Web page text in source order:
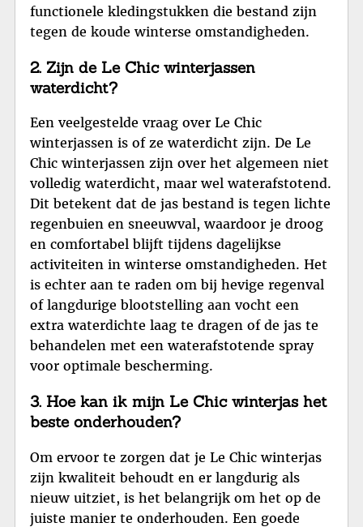
functionele kledingstukken die bestand zijn
tegen de koude winterse omstandigheden.
2. Zijn de Le Chic winterjassen
waterdicht?
Een veelgestelde vraag over Le Chic
winterjassen is of ze waterdicht zijn. De Le
Chic winterjassen zijn over het algemeen niet
volledig waterdicht, maar wel waterafstotend.
Dit betekent dat de jas bestand is tegen lichte
regenbuien en sneeuwval, waardoor je droog
en comfortabel blijft tijdens dagelijkse
activiteiten in winterse omstandigheden. Het
is echter aan te raden om bij hevige regenval
of langdurige blootstelling aan vocht een
extra waterdichte laag te dragen of de jas te
behandelen met een waterafstotende spray
voor optimale bescherming.
3. Hoe kan ik mijn Le Chic winterjas het
beste onderhouden?
Om ervoor te zorgen dat je Le Chic winterjas
zijn kwaliteit behoudt en er langdurig als
nieuw uitziet, is het belangrijk om het op de
juiste manier te onderhouden. Een goede